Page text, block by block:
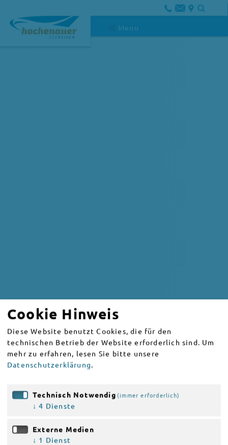
Cookie Hinweis
Diese Website benutzt Cookies, die für den
technischen Betrieb der Website erforderlich sind. Um
mehr zu erfahren, lesen Sie bitte unsere
Datenschutzerklärung.
Technisch Notwendig (immer erforderlich)
↓ 4 Dienste
Externe Medien
↓ 1 Dienst